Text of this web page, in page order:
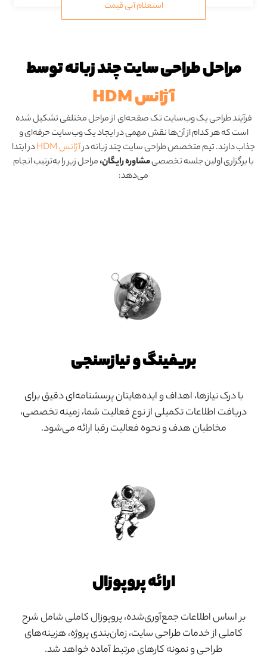
استعلام آنی قیمت
مراحل طراحی سایت چند زبانه توسط
آژانس HDM
فرآیند طراحی یک وب‌سایت تک صفحه‌ای از مراحل مختلفی تشکیل شده
است که هر کدام از آن‌ها نقش مهمی در ایجاد یک وب‌سایت حرفه‌ای و
جذاب دارند. تیم متخصص طراحی سایت چند زبانه درآژانس HDM
در ابتدا
با برگزاری اولین جلسه تخصصیمشاوره رایگان،مراحل زیر را به‌ترتیب انجام
می‌دهد:
بریفینگ و نیازسنجی
با درک نیازها، اهداف و ایده‌هایتان پرسشنامه‌ای دقیق برای
دریافت اطلاعات تکمیلی از نوع فعالیت شما، زمینه تخصصی،
مخاطبان هدف و نحوه فعالیت رقبا ارائه می‌شود.
ارائه پروپوزال
بر اساس اطلاعات جمع‌آوری‌شده، پروپوزال کاملی شامل شرح
کاملی از خدمات طراحی سایت، زمان‌بندی پروژه، هزینه‌های
طراحی و نمونه کارهای مرتبط آماده خواهد شد.